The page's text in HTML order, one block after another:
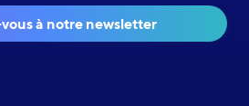
à notre newsletter